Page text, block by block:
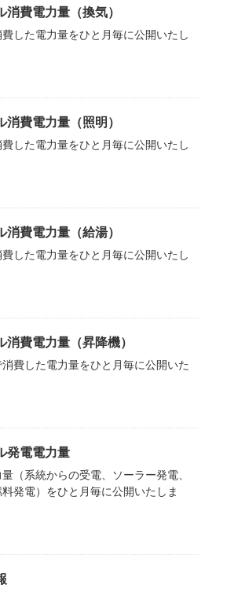
費電力量（換気）
した電力量をひと月毎に公開いたし
費電力量（照明）
した電力量をひと月毎に公開いたし
費電力量（給湯）
した電力量をひと月毎に公開いたし
費電力量（昇降機）
費した電力量をひと月毎に公開いた
発電電力量
（系統からの受電、ソーラー発電、
発電）をひと月毎に公開いたしま